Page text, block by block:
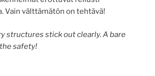
Vain välttämätön on tehtävä!
structures stick out clearly. A bare
safety!